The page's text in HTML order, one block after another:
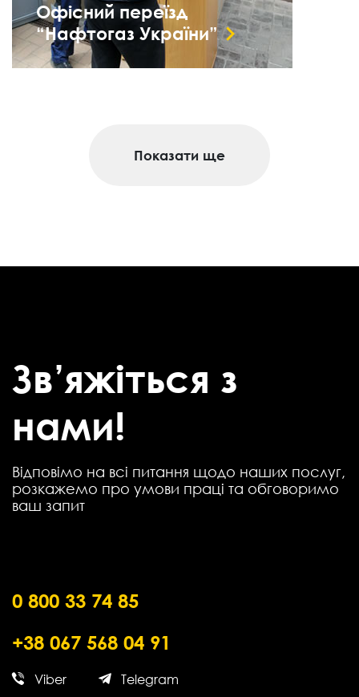
Офісний переїзд
“Нафтогаз України”
Показати ще
Зв’яжіться з
нами!
Відповімо на всі питання щодо наших послуг,
розкажемо про умови праці та обговоримо
ваш запит
0 800 33 74 85
+38 067 568 04 91
Viber Telegram